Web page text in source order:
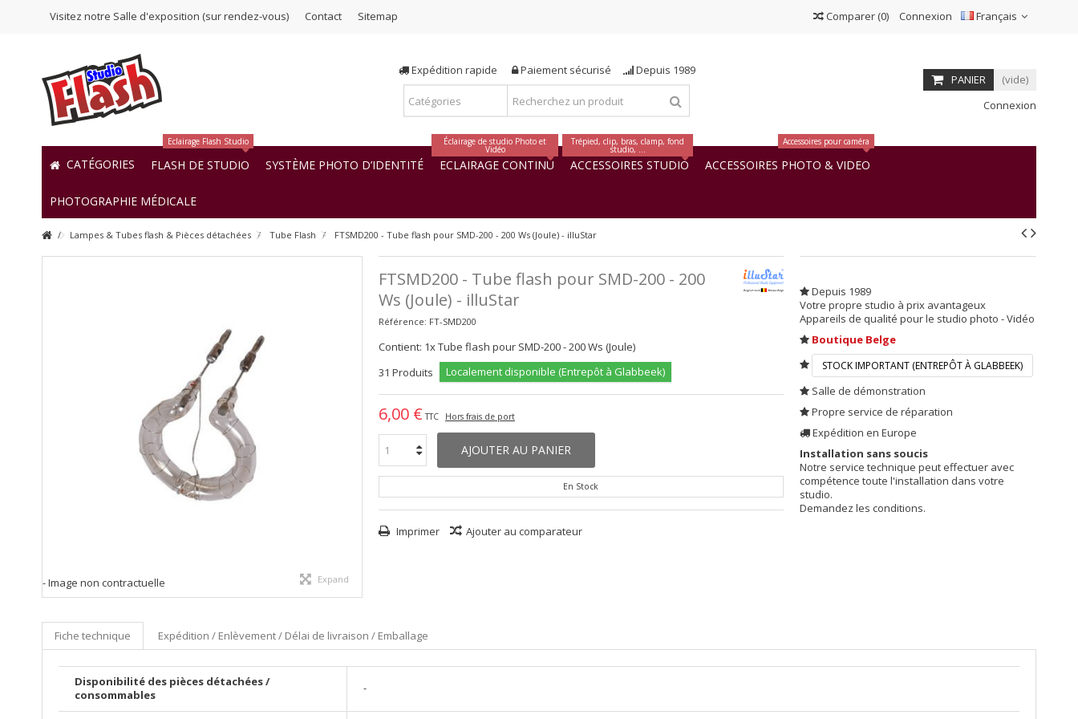
Visitez notre Salle d'exposition (sur rendez-vous) Contact Sitemap Français
Connexion
Comparer (0)
Expédition rapide Paiement sécurisé Depuis 1989
PANIER
(vide)
Connexion
CATÉGORIES FLASH DE STUDIO
Eclairage Flash Studio
SYSTÈME PHOTO D’IDENTITÉ ECLAIRAGE CONTINU
Éclairage de studio Photo et
Vidéo
ACCESSOIRES STUDIO
Trépied, clip, bras, clamp, fond
studio, ...
ACCESSOIRES PHOTO & VIDEO
Accessoires pour caméra
PHOTOGRAPHIE MÉDICALE
Lampes & Tubes flash & Pièces détachées Tube Flash FTSMD200 - Tube flash pour SMD-200 - 200 Ws (Joule) - illuStar
Expand
- Image non contractuelle
FTSMD200 - Tube flash pour SMD-200 - 200
Ws (Joule) - illuStar
Référence: FT-SMD200
Contient: 1x Tube flash pour SMD-200 - 200 Ws (Joule)
31 Produits Localement disponible (Entrepôt à Glabbeek)
6,00 € TTC Hors frais de port
AJOUTER AU PANIER
En Stock
Imprimer Ajouter au comparateur
Depuis 1989
Votre propre studio à prix avantageux
Appareils de qualité pour le studio photo - Vidéo
Boutique Belge
STOCK IMPORTANT (ENTREPÔT À GLABBEEK)
Salle de démonstration
Propre service de réparation
Expédition en Europe
Installation sans soucis
Notre service technique peut effectuer avec
compétence toute l'installation dans votre
studio.
Demandez les conditions.
Fiche technique Expédition / Enlèvement / Délai de livraison / Emballage
Disponibilité des pièces détachées /
consommables
-